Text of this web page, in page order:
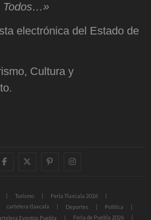
Todos…»
electrónica del Estado de
Cultura y
facebooktwitter
pinterestinstagram
Turismo
Feria Tlaxcala 2026
cartelera tlaxcala Deportes
Política
Eventos Puebla Feria de Puebla 2026